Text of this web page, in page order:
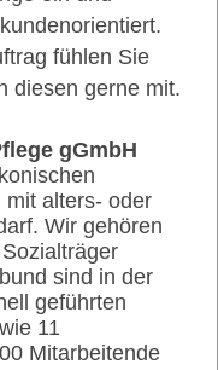
fühlen Sie
diesen gerne mit.
gGmbH
mit alters- oder
Wir gehören
sind in der
geführten
11
Mitarbeitende